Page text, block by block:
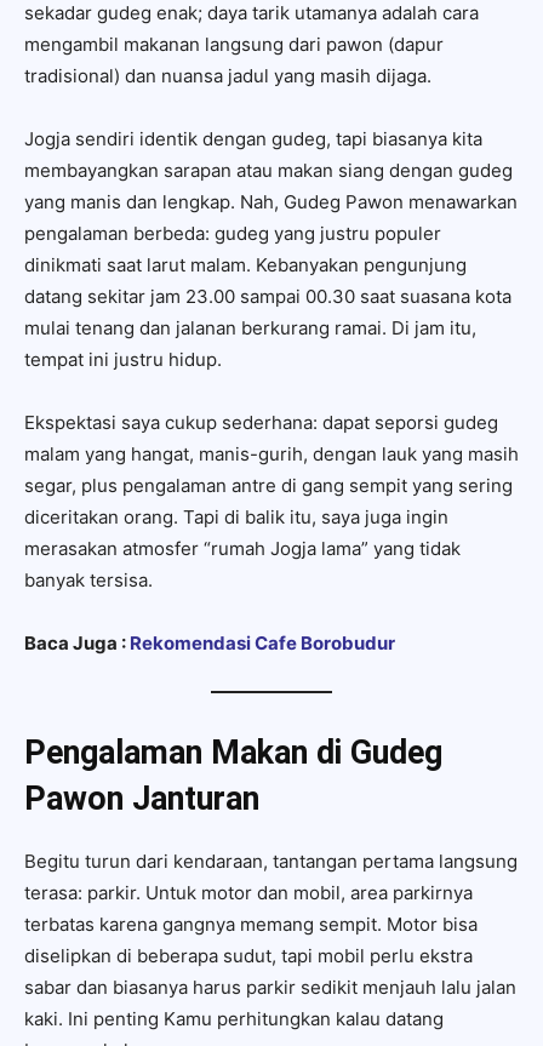
sekadar gudeg enak; daya tarik utamanya adalah cara
mengambil makanan langsung dari pawon (dapur
tradisional) dan nuansa jadul yang masih dijaga.
Jogja sendiri identik dengan gudeg, tapi biasanya kita
membayangkan sarapan atau makan siang dengan gudeg
yang manis dan lengkap. Nah, Gudeg Pawon menawarkan
pengalaman berbeda: gudeg yang justru populer
dinikmati saat larut malam. Kebanyakan pengunjung
datang sekitar jam 23.00 sampai 00.30 saat suasana kota
mulai tenang dan jalanan berkurang ramai. Di jam itu,
tempat ini justru hidup.
Ekspektasi saya cukup sederhana: dapat seporsi gudeg
malam yang hangat, manis-gurih, dengan lauk yang masih
segar, plus pengalaman antre di gang sempit yang sering
diceritakan orang. Tapi di balik itu, saya juga ingin
merasakan atmosfer “rumah Jogja lama” yang tidak
banyak tersisa.
Baca Juga : Rekomendasi Cafe Borobudur
Pengalaman Makan di Gudeg
Pawon Janturan
Begitu turun dari kendaraan, tantangan pertama langsung
terasa: parkir. Untuk motor dan mobil, area parkirnya
terbatas karena gangnya memang sempit. Motor bisa
diselipkan di beberapa sudut, tapi mobil perlu ekstra
sabar dan biasanya harus parkir sedikit menjauh lalu jalan
kaki. Ini penting Kamu perhitungkan kalau datang